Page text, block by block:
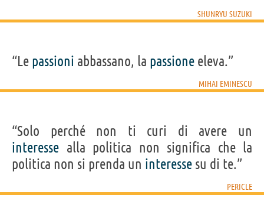
SHUNRYU SUZUKI
“Le passioni abbassano, la passione eleva.”
MIHAI EMINESCU
“Solo perché non ti curi di avere un
interesse alla politica non significa che la
politica non si prenda un interesse su di te.”
PERICLE